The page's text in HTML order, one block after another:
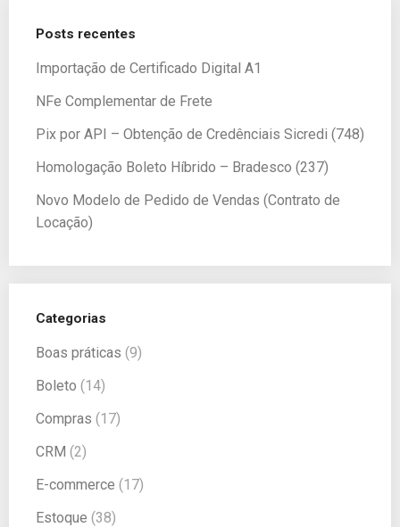
Posts recentes
Importação de Certificado Digital A1
NFe Complementar de Frete
Pix por API – Obtenção de Credênciais Sicredi (748)
Homologação Boleto Híbrido – Bradesco (237)
Novo Modelo de Pedido de Vendas (Contrato de
Locação)
Categorias
Boas práticas (9)
Boleto (14)
Compras (17)
CRM (2)
E-commerce (17)
Estoque (38)